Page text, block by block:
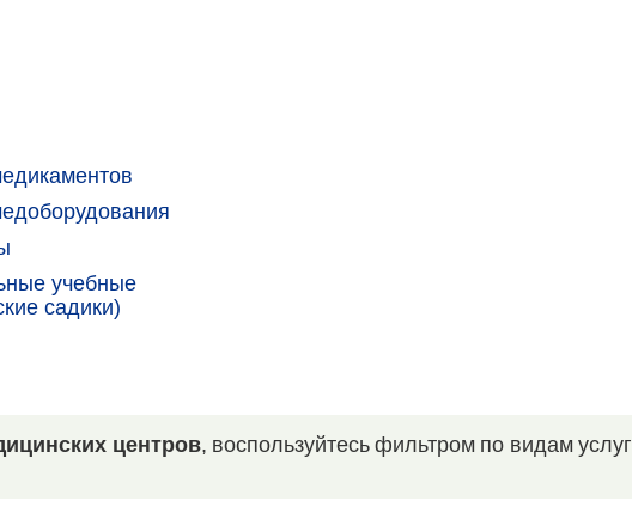
учебные
садики)
центров, воспользуйтесь фильтром по видам услуг